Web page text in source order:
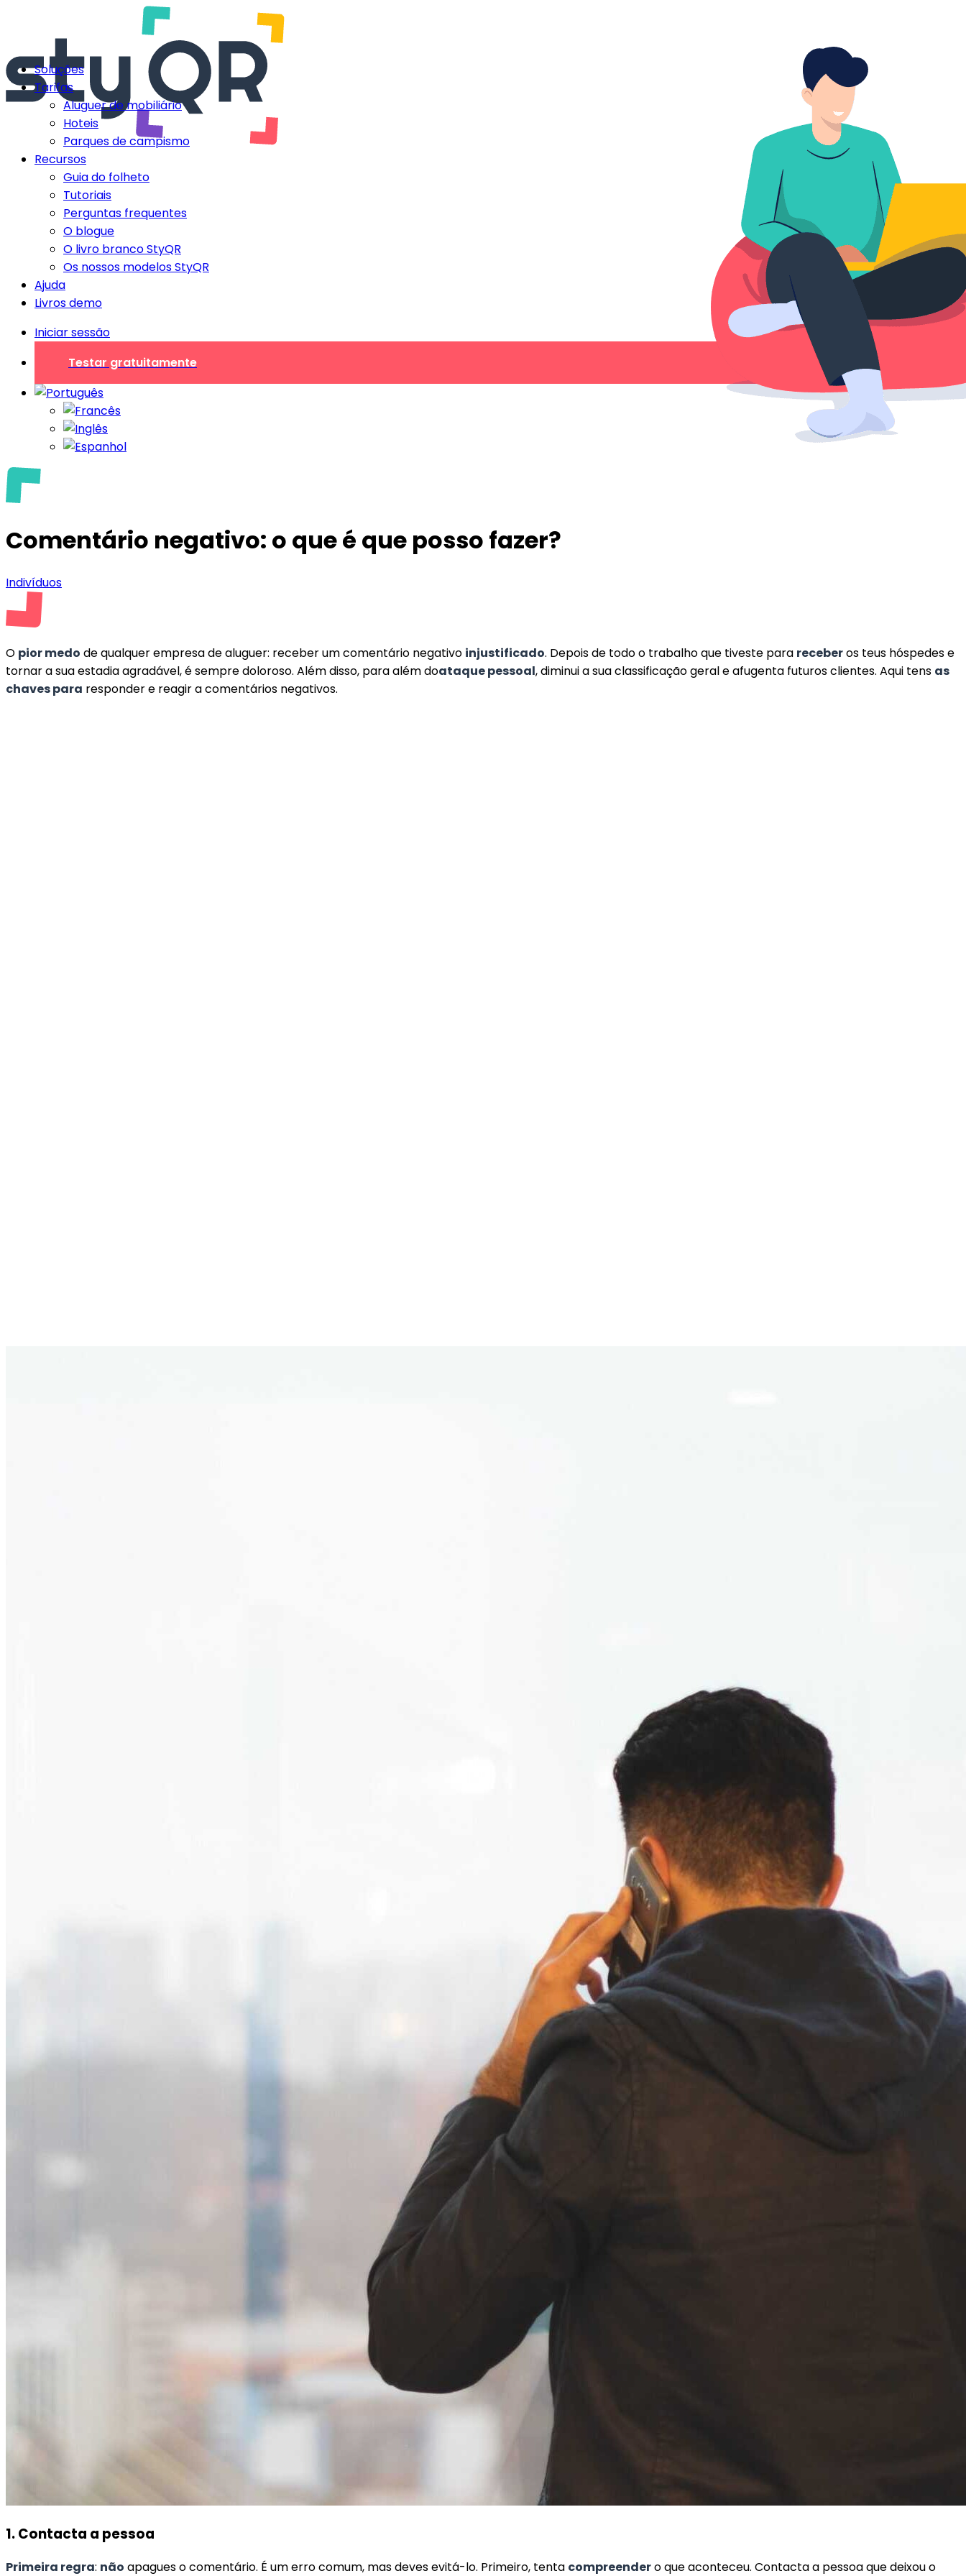
Soluções
Tarifas
Aluguer de mobiliário
Hoteis
Parques de campismo
Recursos
Guia do folheto
Tutoriais
Perguntas frequentes
O blogue
O livro branco StyQR
Os nossos modelos StyQR
Ajuda
Livros demo
Iniciar sessão
Testar gratuitamente
Comentário negativo: o que é que posso fazer?
Indivíduos
O pior medo de qualquer empresa de aluguer: receber um comentário negativo injustificado. Depois de todo o trabalho que tiveste para receberos teus hóspedes e
tornar a sua estadia agradável, é sempre doloroso. Além disso, para além doataque pessoal, diminui a sua classificação geral e afugenta futuros clientes. Aqui tens as
chaves para responder e reagir a comentários negativos.
1. Contacta a pessoa
Primeira regra: não apagues o comentário. É um erro comum, mas deves evitá-lo. Primeiro, tenta compreendero que aconteceu. Contacta a pessoa que deixou o